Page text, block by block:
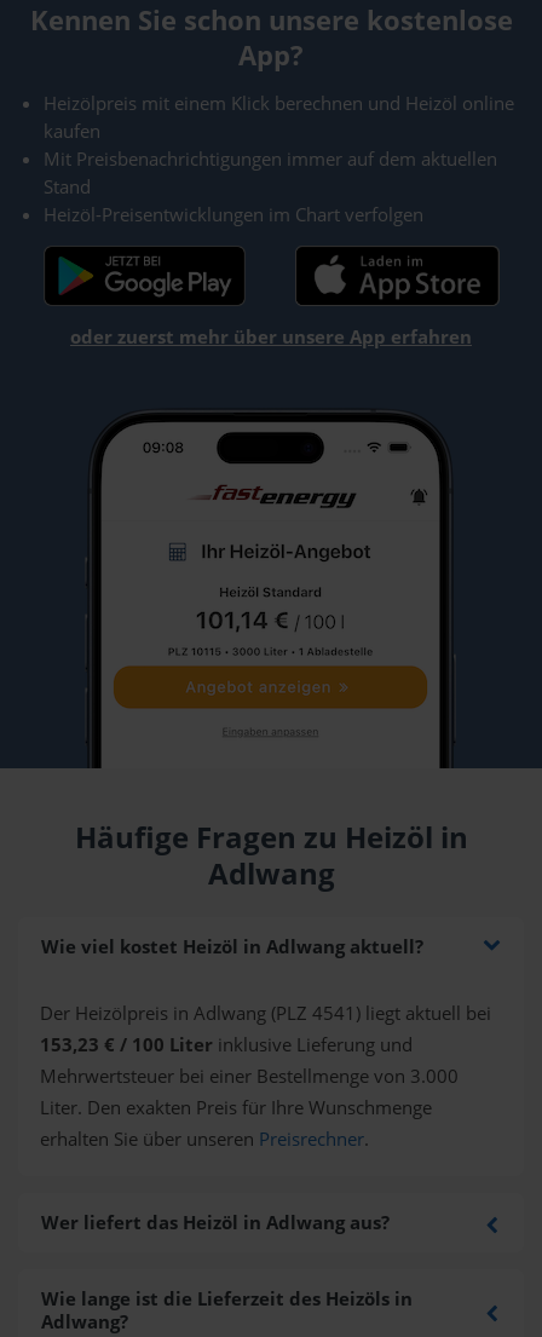
Kennen Sie schon unsere kostenlose
App?
Heizölpreis mit einem Klick berechnen und Heizöl online
kaufen
Mit Preisbenachrichtigungen immer auf dem aktuellen
Stand
Heizöl-Preisentwicklungen im Chart verfolgen
oder zuerst mehr über unsere App erfahren
Häufige Fragen zu Heizöl in
Adlwang
Wie viel kostet Heizöl in Adlwang aktuell?
Der Heizölpreis in Adlwang (PLZ 4541) liegt aktuell bei
153,23 € / 100 Liter inklusive Lieferung und
Mehrwertsteuer bei einer Bestellmenge von 3.000
Liter. Den exakten Preis für Ihre Wunschmenge
erhalten Sie über unseren Preisrechner.
Wer liefert das Heizöl in Adlwang aus?
Wie lange ist die Lieferzeit des Heizöls in
Adlwang?